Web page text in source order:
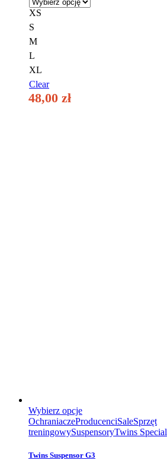
wybrać
XS
S
M
L
XL
Clear
48,00 zł
Wybierz opcjeTen
produkt
ma
wariantów.
OchraniaczeProducenciSaleSprzęt
treningowySuspensoryTwins Special
Twins Suspensor G3